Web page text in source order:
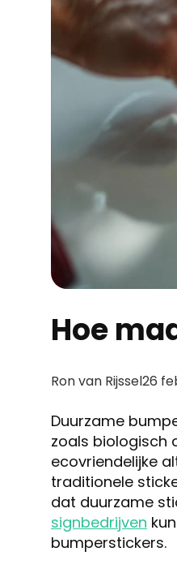
Hoe
Posted
Ron van Rijssel26
Duurzame
zoals biologisch
ecovriendelijke
traditionele
dat duurzame
signbedrijven
bumperstickers.